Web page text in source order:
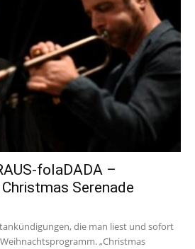
folaDADA –
Serenade
die man liest und sofort
„Christmas